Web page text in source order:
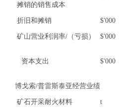
摊销的销售成本
折旧和摊销 $'000
矿山营业利润率/（亏损） $'000
资本支出 $'000
博戈索/普雷斯泰亚经营业绩
矿石开采耐火材料 t